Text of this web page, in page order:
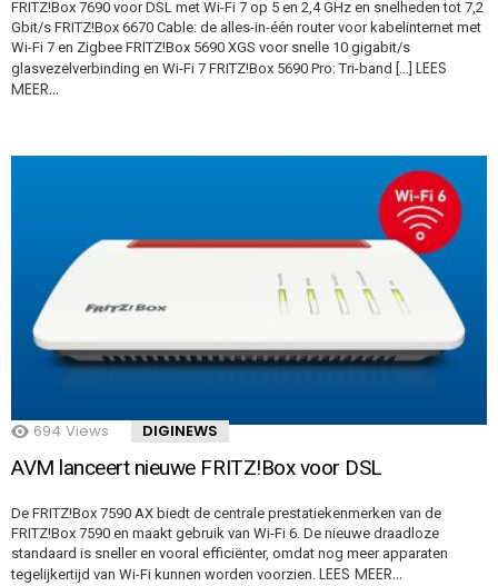
FRITZ!Box 7690 voor DSL met Wi-Fi 7 op 5 en 2,4 GHz en snelheden tot 7,2
Gbit/s FRITZ!Box 6670 Cable: de alles-in-één router voor kabelinternet met
Wi-Fi 7 en Zigbee FRITZ!Box 5690 XGS voor snelle 10 gigabit/s
glasvezelverbinding en Wi-Fi 7 FRITZ!Box 5690 Pro: Tri-band […] LEES
MEER…
694 Views DIGINEWS
AVM lanceert nieuwe FRITZ!Box voor DSL
De FRITZ!Box 7590 AX biedt de centrale prestatiekenmerken van de
FRITZ!Box 7590 en maakt gebruik van Wi-Fi 6. De nieuwe draadloze
standaard is sneller en vooral efficiënter, omdat nog meer apparaten
tegelijkertijd van Wi-Fi kunnen worden voorzien. LEES MEER…